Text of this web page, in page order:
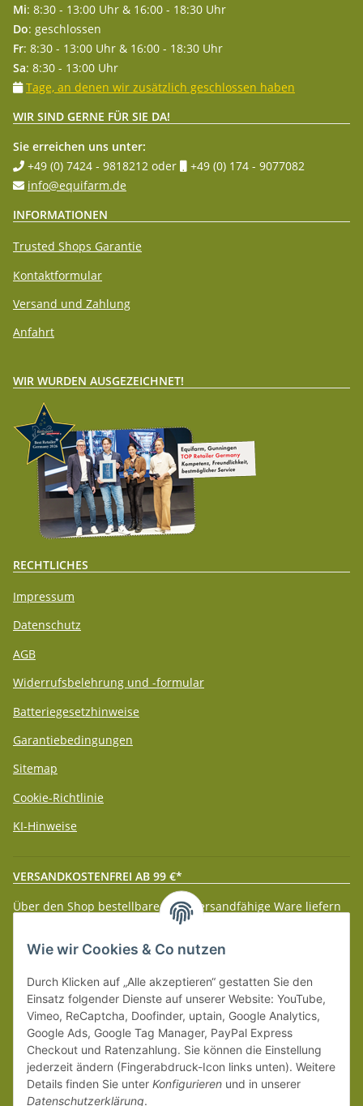
Mi: 8:30 - 13:00 Uhr & 16:00 - 18:30 Uhr
Do: geschlossen
Fr: 8:30 - 13:00 Uhr & 16:00 - 18:30 Uhr
Sa: 8:30 - 13:00 Uhr
Tage, an denen wir zusätzlich geschlossen haben
WIR SIND GERNE FÜR SIE DA!
Sie erreichen uns unter:
+49 (0) 7424 - 9818212 oder
+49 (0) 174 - 9077082
info@equifarm.de
INFORMATIONEN
Trusted Shops Garantie
Kontaktformular
Versand und Zahlung
Anfahrt
WIR WURDEN AUSGEZEICHNET!
RECHTLICHES
Impressum
Datenschutz
AGB
Widerrufsbelehrung und -formular
Batteriegesetzhinweise
Garantiebedingungen
Sitemap
Cookie-Richtlinie
KI-Hinweise
VERSANDKOSTENFREI AB 99 €*
Über den Shop bestellbare paketversandfähige Ware liefern
wir innerhalb Deutschland (Festland) ab 99 € * Warenwert
versandkostenfrei.
Weitere Versanddetails entnehmen Sie bitte unserenLiefer-
und Zahlungsbedingungen.
Wie wir Cookies & Co nutzen
Durch Klicken auf „Alle akzeptieren“ gestatten Sie den
Einsatz folgender Dienste auf unserer Website: YouTube,
Vimeo, ReCaptcha, Doofinder, uptain, Google Analytics,
Google Ads, Google Tag Manager, PayPal Express
Checkout und Ratenzahlung. Sie können die Einstellung
jederzeit ändern (Fingerabdruck-Icon links unten). Weitere
Details finden Sie unter Konfigurieren und in unserer
Datenschutzerklärung.